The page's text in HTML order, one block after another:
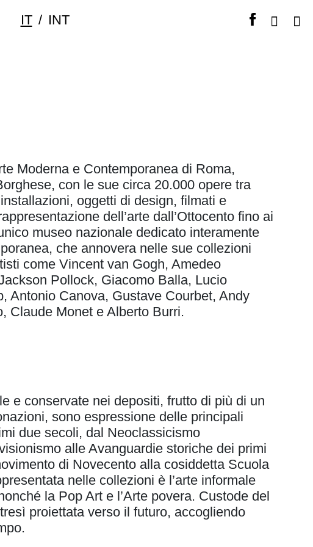
IT / INT
Moderna e Contemporanea di Roma,
con le sue circa 20.000 opere tra
oggetti di design, filmati e
dell’arte dall’Ottocento fino ai
museo nazionale dedicato interamente
che annovera nelle sue collezioni
come Vincent van Gogh, Amedeo
Pollock, Giacomo Balla, Lucio
Antonio Canova, Gustave Courbet, Andy
Claude Monet e Alberto Burri.
e conservate nei depositi, frutto di più di un
sono espressione delle principali
due secoli, dal Neoclassicismo
alle Avanguardie storiche dei primi
di Novecento alla cosiddetta Scuola
nelle collezioni è l’arte informale
la Pop Art e l’Arte povera. Custode del
proiettata verso il futuro, accogliendo